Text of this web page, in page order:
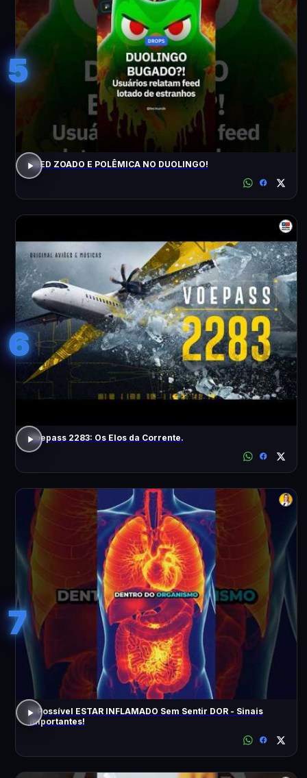
5
FEED ZOADO E POLÊMICA NO DUOLINGO!
6
Voepass 2283: Os Elos da Corrente.
7
É Possível ESTAR INFLAMADO Sem Sentir DOR - Sinais
Importantes!